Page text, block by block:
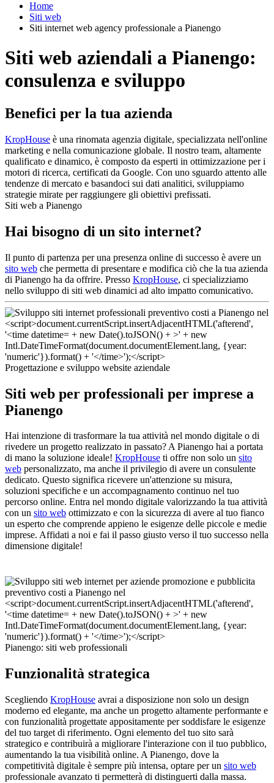
Home
Siti web
Siti internet web agency professionale a Pianengo
Siti web aziendali a Pianengo:
consulenza e sviluppo
Benefici per la tua azienda
KropHouse è una rinomata agenzia digitale, specializzata nell'online
marketing e nella comunicazione globale. Il nostro team, altamente
qualificato e dinamico, è composto da esperti in ottimizzazione per i
motori di ricerca, certificati da Google. Con uno sguardo attento alle
tendenze di mercato e basandoci sui dati analitici, sviluppiamo
strategie mirate per raggiungere gli obiettivi prefissati.
Siti web a Pianengo
Hai bisogno di un sito internet?
Il punto di partenza per una presenza online di successo è avere un
sito web che permetta di presentare e modifica ciò che la tua azienda
di Pianengo ha da offrire. Presso KropHouse, ci specializziamo
nello sviluppo di siti web dinamici ad alto impatto comunicativo.
Progettazione e sviluppo website aziendale
Siti web per professionali per imprese a
Pianengo
Hai intenzione di trasformare la tua attività nel mondo digitale o di
rivedere un progetto realizzato in passato? A Pianengo hai a portata
di mano la soluzione ideale! KropHouse ti offre non solo un sito
web personalizzato, ma anche il privilegio di avere un consulente
dedicato. Questo significa ricevere un'attenzione su misura,
soluzioni specifiche e un accompagnamento continuo nel tuo
percorso online. Entra nel mondo digitale valorizzando la tua attività
con un sito web ottimizzato e con la sicurezza di avere al tuo fianco
un esperto che comprende appieno le esigenze delle piccole e medie
imprese. Affidati a noi e fai il passo giusto verso il tuo successo nella
dimensione digitale!
Pianengo: siti web professionali
Funzionalità strategica
Scegliendo KropHouse avrai a disposizione non solo un design
moderno ed elegante, ma anche un progetto altamente performante e
con funzionalità progettate appositamente per soddisfare le esigenze
del tuo target di riferimento. Ogni elemento del tuo sito sarà
strategico e contribuirà a migliorare l'interazione con il tuo pubblico,
aumentando la tua visibilità online. A Pianengo, dove la
competitività digitale è sempre più intensa, optare per un sito web
professionale avanzato ti permetterà di distinguerti dalla massa.